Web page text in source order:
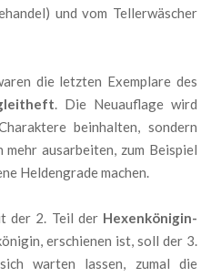
und vom Tellerwäscher
die letzten Exemplare des
. Die Neuauflage wird
beinhalten, sondern
ausarbeiten, zum Beispiel
Heldengrade machen.
der 2. Teil derHexenkönigin-
erschienen ist, soll der 3.
warten lassen, zumal die